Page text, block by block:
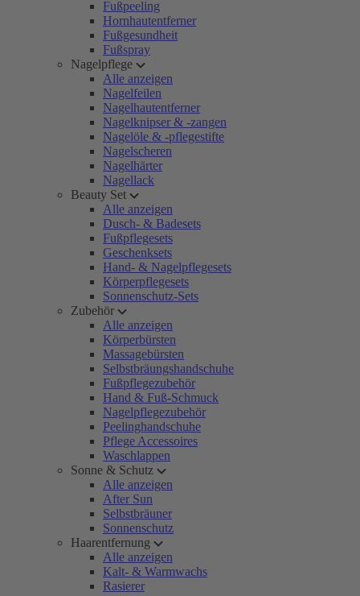
Fußpeeling
Hornhautentferner
Fußgesundheit
Fußspray
Nagelpflege
Alle anzeigen
Nagelfeilen
Nagelhautentferner
Nagelknipser & -zangen
Nagelöle & -pflegestifte
Nagelscheren
Nagelhärter
Nagellack
Beauty Set
Alle anzeigen
Dusch- & Badesets
Fußpflegesets
Geschenksets
Hand- & Nagelpflegesets
Körperpflegesets
Sonnenschutz-Sets
Zubehör
Alle anzeigen
Körperbürsten
Massagebürsten
Selbstbräungshandschuhe
Fußpflegezubehör
Hand & Fuß-Schmuck
Nagelpflegezubehör
Peelinghandschuhe
Pflege Accessoires
Waschlappen
Sonne & Schutz
Alle anzeigen
After Sun
Selbstbräuner
Sonnenschutz
Haarentfernung
Alle anzeigen
Kalt- & Warmwachs
Rasierer